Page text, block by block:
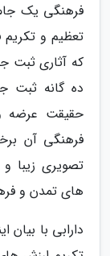
فرهنگی یک
تعظیم و تکریم
که آثاری ثبت
ده گانه ثبت
حقیقت عرضه
فرهنگی آن
تصویری زیبا
های تمدن و
دارابی با